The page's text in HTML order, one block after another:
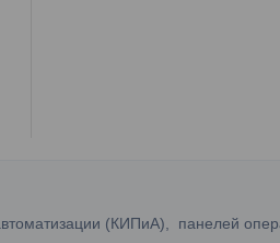
(КИПиА), панелей